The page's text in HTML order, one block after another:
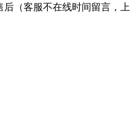
（客服不在线时间留言，上